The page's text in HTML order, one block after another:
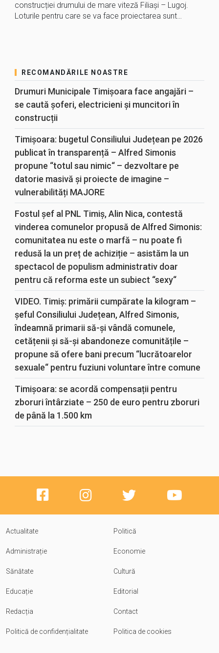
construcției drumului de mare viteză Filiași – Lugoj.
Loturile pentru care se va face proiectarea sunt…
RECOMANDĂRILE NOASTRE
Drumuri Municipale Timișoara face angajări –
se caută șoferi, electricieni și muncitori în
construcții
Timișoara: bugetul Consiliului Județean pe 2026
publicat în transparență – Alfred Simonis
propune “totul sau nimic“ – dezvoltare pe
datorie masivă și proiecte de imagine –
vulnerabilități MAJORE
Fostul șef al PNL Timiș, Alin Nica, contestă
vinderea comunelor propusă de Alfred Simonis:
comunitatea nu este o marfă – nu poate fi
redusă la un preț de achiziție – asistăm la un
spectacol de populism administrativ doar
pentru că reforma este un subiect “sexy“
VIDEO. Timiș: primării cumpărate la kilogram –
șeful Consiliului Județean, Alfred Simonis,
îndeamnă primarii să-și vândă comunele,
cetățenii și să-și abandoneze comunitățile –
propune să ofere bani precum “lucrătoarelor
sexuale“ pentru fuziuni voluntare între comune
Timișoara: se acordă compensații pentru
zboruri întârziate – 250 de euro pentru zboruri
de până la 1.500 km
Actualitate Politică
Administrație Economie
Sănătate Cultură
Educație Editorial
Redacția Contact
Politică de confidențialitate Politica de cookies